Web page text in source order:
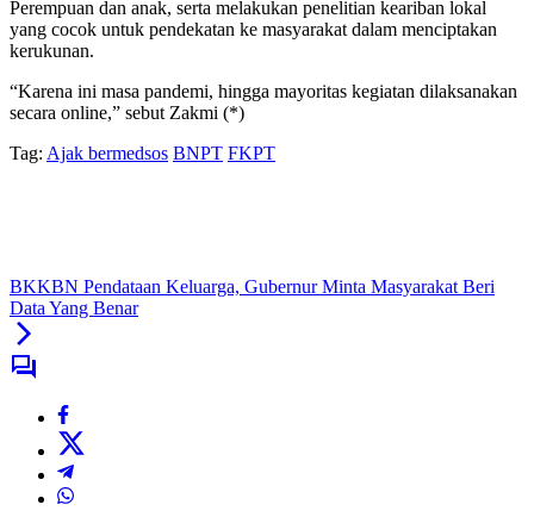
Perempuan dan anak, serta melakukan penelitian keariban lokal
yang cocok untuk pendekatan ke masyarakat dalam menciptakan
kerukunan.
“Karena ini masa pandemi, hingga mayoritas kegiatan dilaksanakan
secara online,” sebut Zakmi (*)
Tag: Ajak bermedsos BNPT FKPT
BKKBN Pendataan Keluarga, Gubernur Minta Masyarakat Beri
Data Yang Benar